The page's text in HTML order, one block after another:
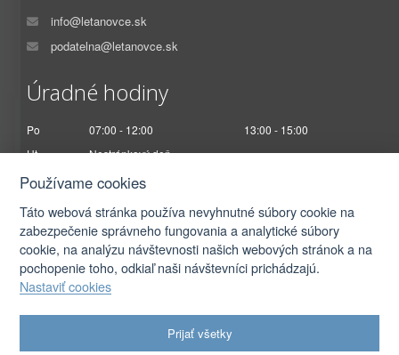
info@letanovce.sk
podatelna@letanovce.sk
Úradné hodiny
Po 07:00 - 12:00
13:00 - 15:00
Ut
Nestránkový deň
St
07:00 - 12:00
Pi
07:00 - 12:30
Ochrana osobných údajov|Prístupnosť
Používame cookies
Táto webová stránka používa nevyhnutné súbory cookie na
zabezpečenie správneho fungovania a analytické súbory
cookie, na analýzu návštevnosti našich webových stránok a na
pochopenie toho, odkiaľ naši návštevníci prichádzajú.
Nastaviť cookies
Prijať všetky